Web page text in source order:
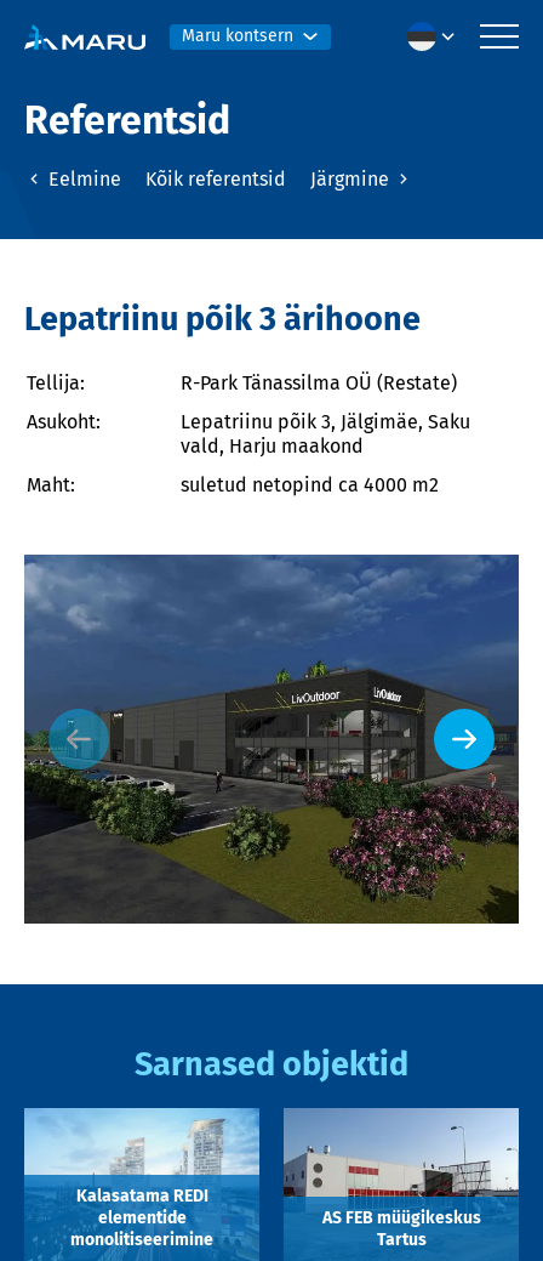
Maru kontsern
Referentsid
Eelmine Kõik referentsid Järgmine
Lepatriinu põik 3 ärihoone
Tellija:
R-Park Tänassilma OÜ (Restate)
Asukoht:
Lepatriinu põik 3, Jälgimäe, Saku
vald, Harju maakond
Maht:
suletud netopind ca 4000 m2
Sarnased objektid
Kalasatama REDI
elementide
monolitiseerimine
AS FEB müügikeskus
Tartus